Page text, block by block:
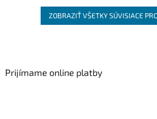
ZOBRAZIŤ VŠETKY SÚVISIACE
Prijímame online platby